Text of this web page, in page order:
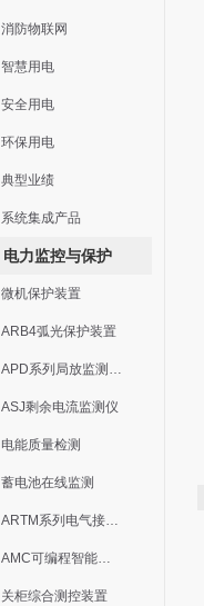
消防物联网
智慧用电
安全用电
环保用电
典型业绩
系统集成产品
电力监控与保护
微机保护装置
ARB4弧光保护装置
APD系列局放监测装置
ASJ剩余电流监测仪
电能质量检测
蓄电池在线监测
ARTM系列电气接点测温装置
AMC可编程智能电测表
关柜综合测控装置